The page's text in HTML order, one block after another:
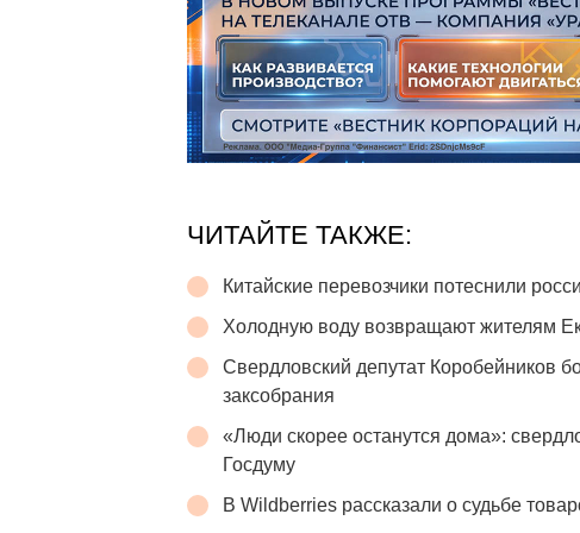
ЧИТАЙТЕ ТАКЖЕ:
Китайские перевозчики потеснили
Холодную воду возвращают жителям
Свердловский депутат Коробейников
заксобрания
«Люди скорее останутся дома»:
Госдуму
В Wildberries рассказали о судьбе